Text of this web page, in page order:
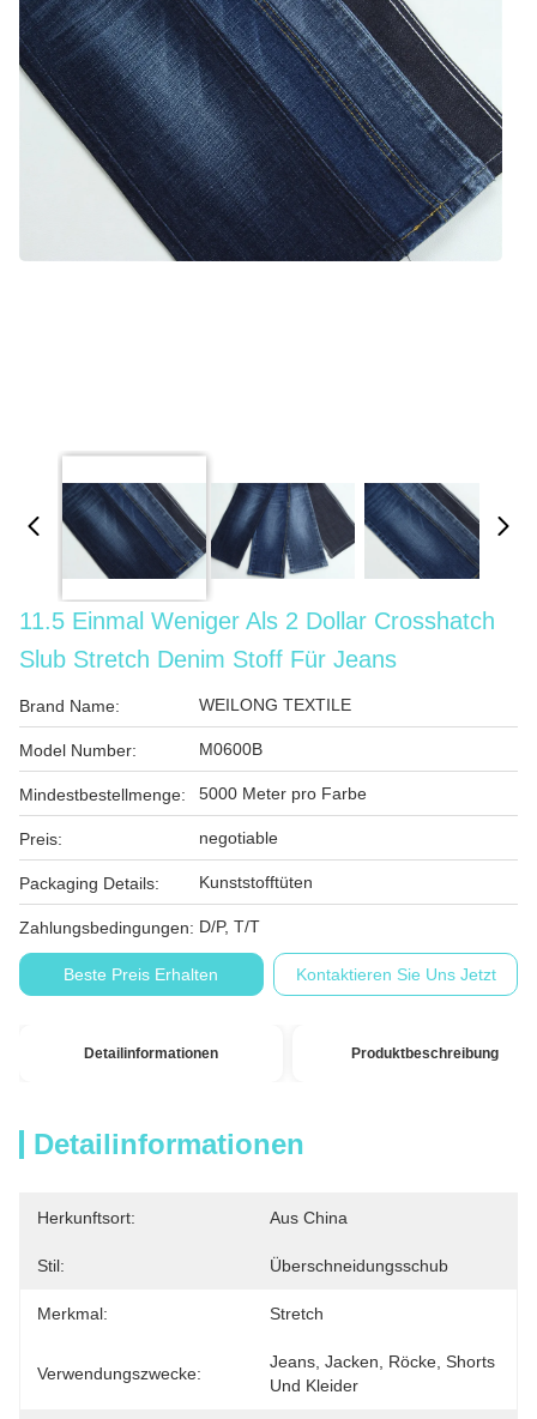
11.5 Einmal Weniger Als 2 Dollar Crosshatch
Slub Stretch Denim Stoff Für Jeans
Brand Name: WEILONG TEXTILE
Model Number: M0600B
Mindestbestellmenge: 5000 Meter pro Farbe
Preis: negotiable
Packaging Details: Kunststofftüten
Zahlungsbedingungen: D/P, T/T
Beste Preis Erhalten Kontaktieren Sie Uns Jetzt
Detailinformationen Produktbeschreibung
Detailinformationen
Herkunftsort: Aus China
Stil: Überschneidungsschub
Merkmal: Stretch
Verwendungszwecke:
Jeans, Jacken, Röcke, Shorts
Und Kleider